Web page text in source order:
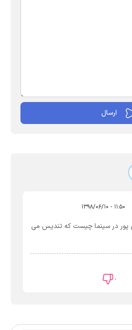
۱۱:۵۰ - ۱۳۹۸/۰۶/۱۰
پور در سینما چیست که تندیس می
۰